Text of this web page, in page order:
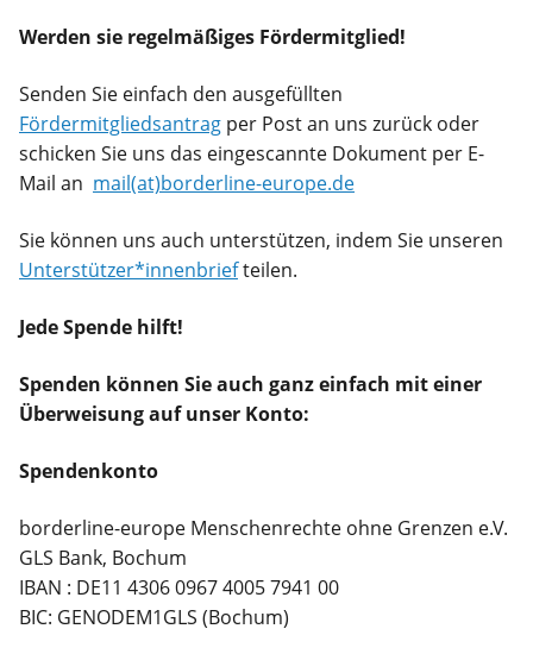
Werden sie regelmäßiges Fördermitglied!
Senden Sie einfach den ausgefüllten
Fördermitgliedsantrag per Post an uns zurück oder
schicken Sie uns das eingescannte Dokument per E-
Mail an mail(at)borderline-europe.de
Sie können uns auch unterstützen, indem Sie unseren
Unterstützer*innenbriefteilen.
Jede Spende hilft!
Spenden können Sie auch ganz einfach mit einer
Überweisung auf unser Konto:
Spendenkonto
borderline-europe Menschenrechte ohne Grenzen e.V.
GLS Bank, Bochum
IBAN : DE11 4306 0967 4005 7941 00
BIC: GENODEM1GLS (Bochum)